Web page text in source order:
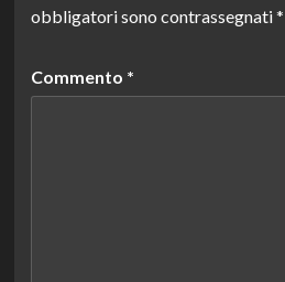
obbligatori sono contrassegnati*
Commento *